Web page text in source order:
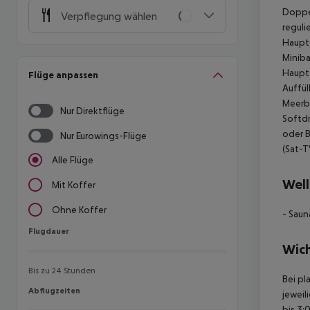
Verpflegung wählen
Flüge anpassen
Nur Direktflüge
Nur Eurowings-Flüge
Alle Flüge
Mit Koffer
Ohne Koffer
Flugdauer
Flugdauer
Bis zu 24 Stunden
Abflugzeiten
Abflugzeiten
oder
(Sat-
-
Bei